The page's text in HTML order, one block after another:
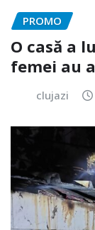
PROMO
O casă a
femei au
clujazi